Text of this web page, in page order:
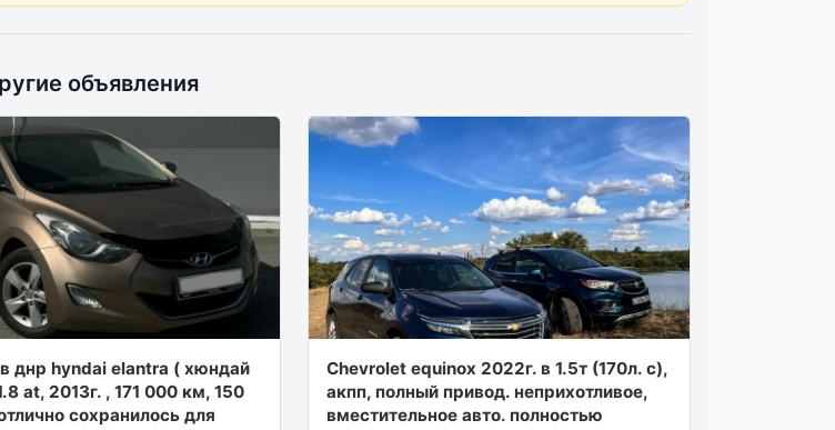
объявления
днр hyndаi elаntrа ( хюндaй
аt, 2013г. , 171 000 км, 150
сохpaнилось для
Chevrolet equinox 2022г. в 1.5т (170л. с),
акпп, полный привод. неприхотливое,
вместительное авто. полностью